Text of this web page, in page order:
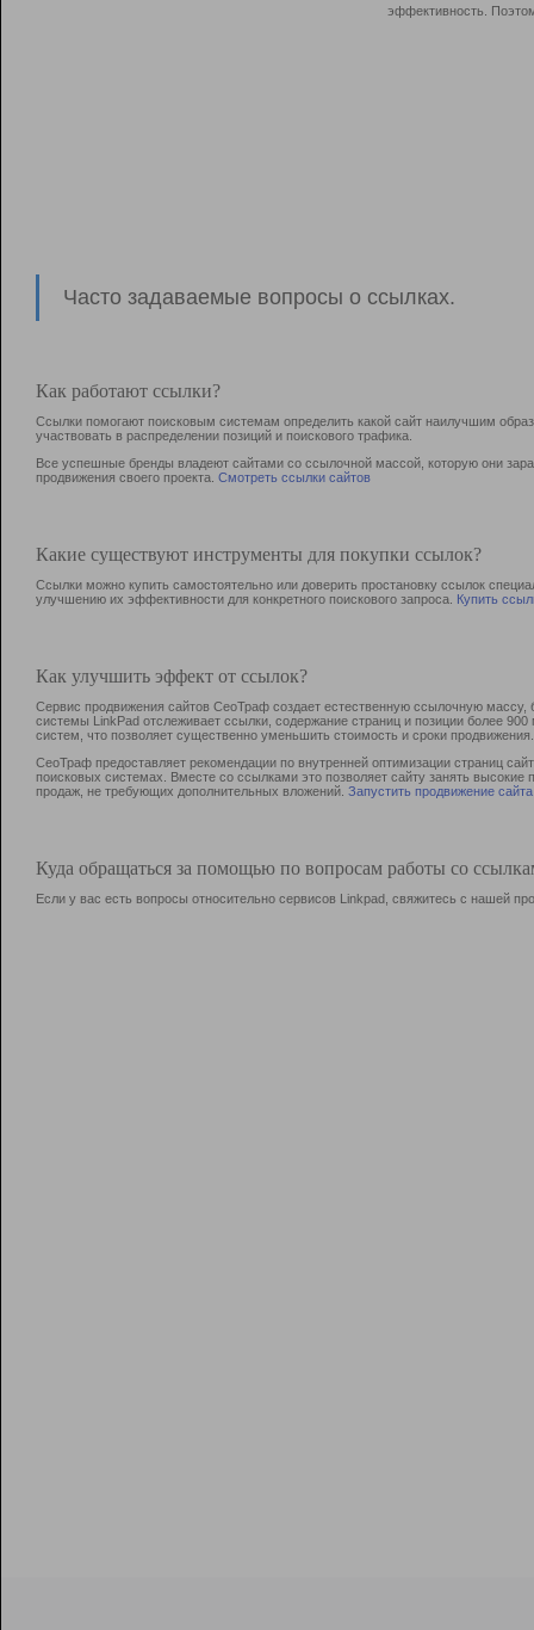
эффективность.
Часто задаваемые вопросы о ссылках.
Как работают ссылки?
Ссылки помогают поисковым системам определить какой сайт наилучшим
участвовать в раcпределении позиций и поискового трафика.
Все успешные бренды владеют сайтами со ссылочной массой, которую они
продвижения своего проекта. Смотреть ссылки сайтов
Какие существуют инструменты для покупки ссылок?
Ссылки можно купить самостоятельно или доверить простановку ссылок
улучшению их эффективности для конкретного поискового запроса. Купить
Как улучшить эффект от ссылок?
Сервис продвижения сайтов СеоТраф создает естественную ссылочную
системы LinkPad отслеживает ссылки, содержание страниц и позиции более
систем, что позволяет существенно уменьшить стоимость и сроки продвижения.
СеоТраф предоставляет рекомендации по внутренней оптимизации страниц
поисковых системах. Вместе со ссылками это позволяет сайту занять
продаж, не требующих дополнительных вложений. Запустить продвижение сайта
Куда обращаться за помощью по вопросам работы со
Если у вас есть вопросы относительно сервисов Linkpad, свяжитесь с нашей